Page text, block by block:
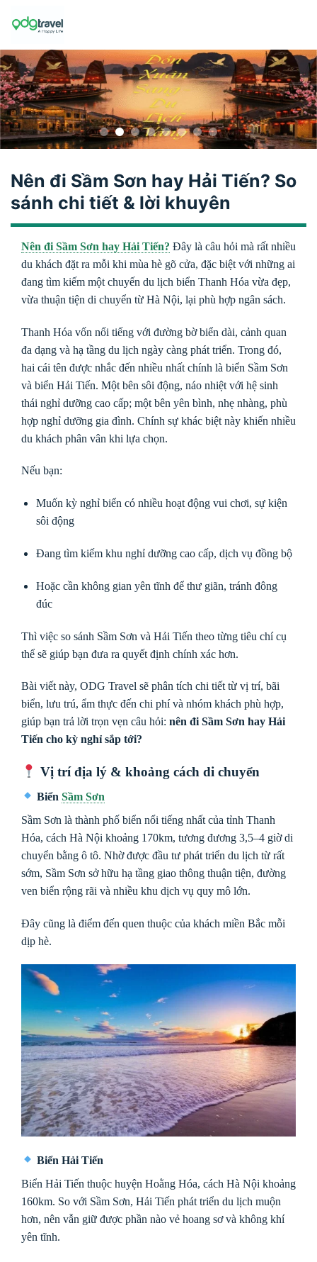
Nên đi Sầm Sơn hay Hải Tiến? So
sánh chi tiết & lời khuyên
Nên đi Sầm Sơn hay Hải Tiến? Đây là câu hỏi mà rất nhiều
du khách đặt ra mỗi khi mùa hè gõ cửa, đặc biệt với những ai
đang tìm kiếm một chuyến du lịch biển Thanh Hóa vừa đẹp,
vừa thuận tiện di chuyển từ Hà Nội, lại phù hợp ngân sách.
Thanh Hóa vốn nổi tiếng với đường bờ biển dài, cảnh quan
đa dạng và hạ tầng du lịch ngày càng phát triển. Trong đó,
hai cái tên được nhắc đến nhiều nhất chính là biển Sầm Sơn
và biển Hải Tiến. Một bên sôi động, náo nhiệt với hệ sinh
thái nghỉ dưỡng cao cấp; một bên yên bình, nhẹ nhàng, phù
hợp nghỉ dưỡng gia đình. Chính sự khác biệt này khiến nhiều
du khách phân vân khi lựa chọn.
Nếu bạn:
Muốn kỳ nghỉ biển có nhiều hoạt động vui chơi, sự kiện
sôi động
Đang tìm kiếm khu nghỉ dưỡng cao cấp, dịch vụ đồng bộ
Hoặc cần không gian yên tĩnh để thư giãn, tránh đông
đúc
Thì việc so sánh Sầm Sơn và Hải Tiến theo từng tiêu chí cụ
thể sẽ giúp bạn đưa ra quyết định chính xác hơn.
Bài viết này, ODG Travel sẽ phân tích chi tiết từ vị trí, bãi
biển, lưu trú, ẩm thực đến chi phí và nhóm khách phù hợp,
giúp bạn trả lời trọn vẹn câu hỏi: nên đi Sầm Sơn hay Hải
Tiến cho kỳ nghỉ sắp tới?
Vị trí địa lý & khoảng cách di chuyển
BiểnSầm Sơn
Sầm Sơn là thành phố biển nổi tiếng nhất của tỉnh Thanh
Hóa, cách Hà Nội khoảng 170km, tương đương 3,5–4 giờ di
chuyển bằng ô tô. Nhờ được đầu tư phát triển du lịch từ rất
sớm, Sầm Sơn sở hữu hạ tầng giao thông thuận tiện, đường
ven biển rộng rãi và nhiều khu dịch vụ quy mô lớn.
Đây cũng là điểm đến quen thuộc của khách miền Bắc mỗi
dịp hè.
Biển Hải Tiến
Biển Hải Tiến thuộc huyện Hoằng Hóa, cách Hà Nội khoảng
160km. So với Sầm Sơn, Hải Tiến phát triển du lịch muộn
hơn, nên vẫn giữ được phần nào vẻ hoang sơ và không khí
yên tĩnh.